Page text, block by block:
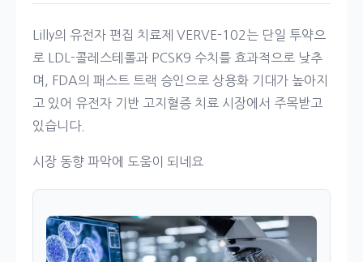
Lilly의 유전자 편집 치료제 VERVE-102는 단일 투약으
로 LDL-콜레스테롤과 PCSK9 수치를 효과적으로 낮추
며, FDA의 패스트 트랙 승인으로 상용화 기대가 높아지
고 있어 유전자 기반 고지혈증 치료 시장에서 주목받고
있습니다.
시장 동향 파악에 도움이 되네요